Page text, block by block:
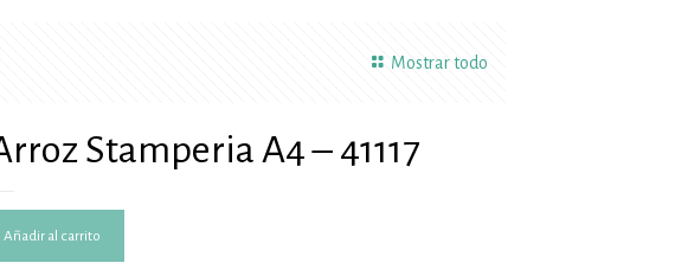
Mostrar todo
Stamperia A4 – 41117
Añadir al carrito